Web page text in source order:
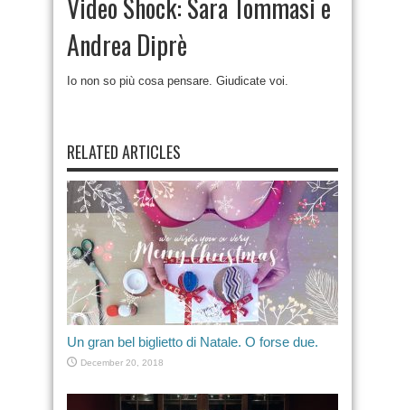
Video Shock: Sara Tommasi e
Andrea Diprè
Io non so più cosa pensare. Giudicate voi.
RELATED ARTICLES
Un gran bel biglietto di Natale. O forse due.
December 20, 2018